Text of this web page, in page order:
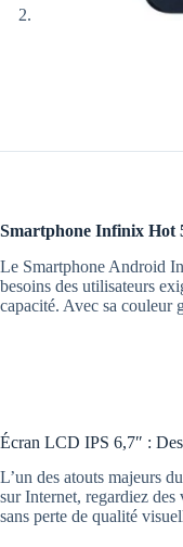
Smartphone Infinix Hot
Le Smartphone Android
besoins des utilisateurs
capacité. Avec sa couleur
Écran LCD IPS 6,7″ :
L’un des atouts majeurs du
sur Internet, regardiez des
sans perte de qualité